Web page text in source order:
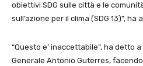
obiettivi SDG sulle città e le
sull’azione per il clima (SDG 13)”, ha
“Questo e’ inaccettabile”, ha detto
Generale Antonio Guterres,